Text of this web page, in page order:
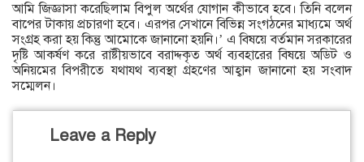
আমি জিজ্ঞাসা করেছিলাম বিপুল অর্থের যোগান কীভাবে হবে। তিনি বলেন
বাপের টাকায় প্রচারণা হবে। এরপর সেখানে বিভিন্ন সংগঠনের মাধ্যমে অর্থ
সংগ্রহ করা হয় কিন্তু আমোকে জানানো হয়নি।’ এ বিষয়ে বর্তমান সরকারের
দৃষ্টি আকর্ষণ করে রাষ্টীয়ভাবে বরাদ্দকৃত অর্থ ব্যবহারের বিষয়ে অডিট ও
অনিয়মের বিপরীতে যথাযথ ব্যবস্থা গ্রহণের আহ্বান জানানো হয় সংবাদ
সম্মেলন।
Leave a Reply